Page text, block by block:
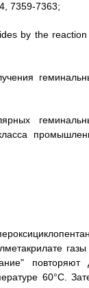
7359-7363;
by the
газы
повторяют
60°С.